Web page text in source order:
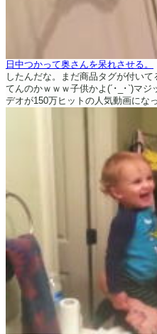
日中つかって奥さんを呆れさせる。
したんだな。まだ商品タグが付い
てんのかｗｗｗ子供かよ(´･_･`)マ
デオが150万ヒットの人気動画にな